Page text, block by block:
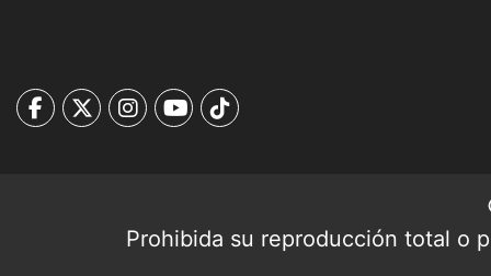
Prohibida su reproducción total o